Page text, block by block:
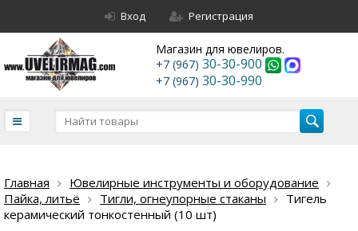
Вход Регистрация
Магазин для ювелиров.
+7 (967) 30-30-900
+7 (967) 30-30-990
Главная
Ювелирные инструменты и оборудование
Пайка, литьё
Тигли, огнеупорные стаканы
Тигель
керамический тонкостенный (10 шт)